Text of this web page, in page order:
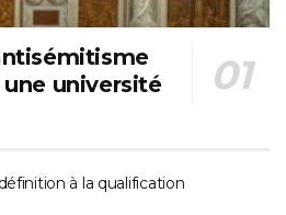
université
à la qualification